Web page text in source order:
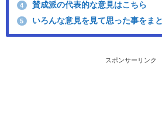
4 賛成派の代表的な意見はこちら
5 いろんな意見を見て思った事をま
スポンサーリンク